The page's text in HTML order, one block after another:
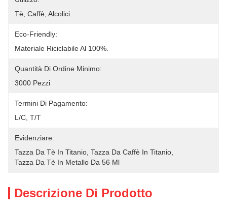
Tè, Caffè, Alcolici
Eco-Friendly:
Materiale Riciclabile Al 100%.
Quantità Di Ordine Minimo:
3000 Pezzi
Termini Di Pagamento:
L/c, T/t
Evidenziare:
Tazza Da Tè In Titanio Tazza Da Caffè In Titanio
Tazza Da Tè In Metallo Da 56 Ml
Descrizione Di Prodotto